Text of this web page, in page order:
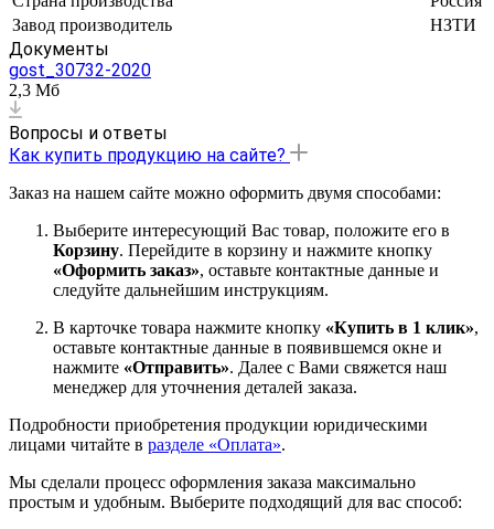
Завод производитель
НЗТИ
Документы
gost_30732-2020
2,3 Мб
Вопросы и ответы
Как купить продукцию на сайте?
Заказ на нашем сайте можно оформить двумя способами:
Выберите интересующий Вас товар, положите его в
Корзину. Перейдите в корзину и нажмите кнопку
«Оформить заказ», оставьте контактные данные и
следуйте дальнейшим инструкциям.
В карточке товара нажмите кнопку «Купить в 1 клик»,
оставьте контактные данные в появившемся окне и
нажмите «Отправить». Далее с Вами свяжется наш
менеджер для уточнения деталей заказа.
Подробности приобретения продукции юридическими
лицами читайте в разделе «Оплата».
Мы сделали процесс оформления заказа максимально
простым и удобным. Выберите подходящий для вас способ: